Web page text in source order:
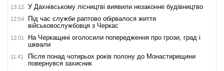
13:12 У Дахнівському лісництві виявили незаконне будівництво
12:54
Під час служби раптово обірвалося життя
військовослужбовця з Черкас
12:01
На Черкащині оголосили попередження про грози, град і
шквали
11:41
Після понад чотирьох років полону до Монастирищини
повернувся захисник